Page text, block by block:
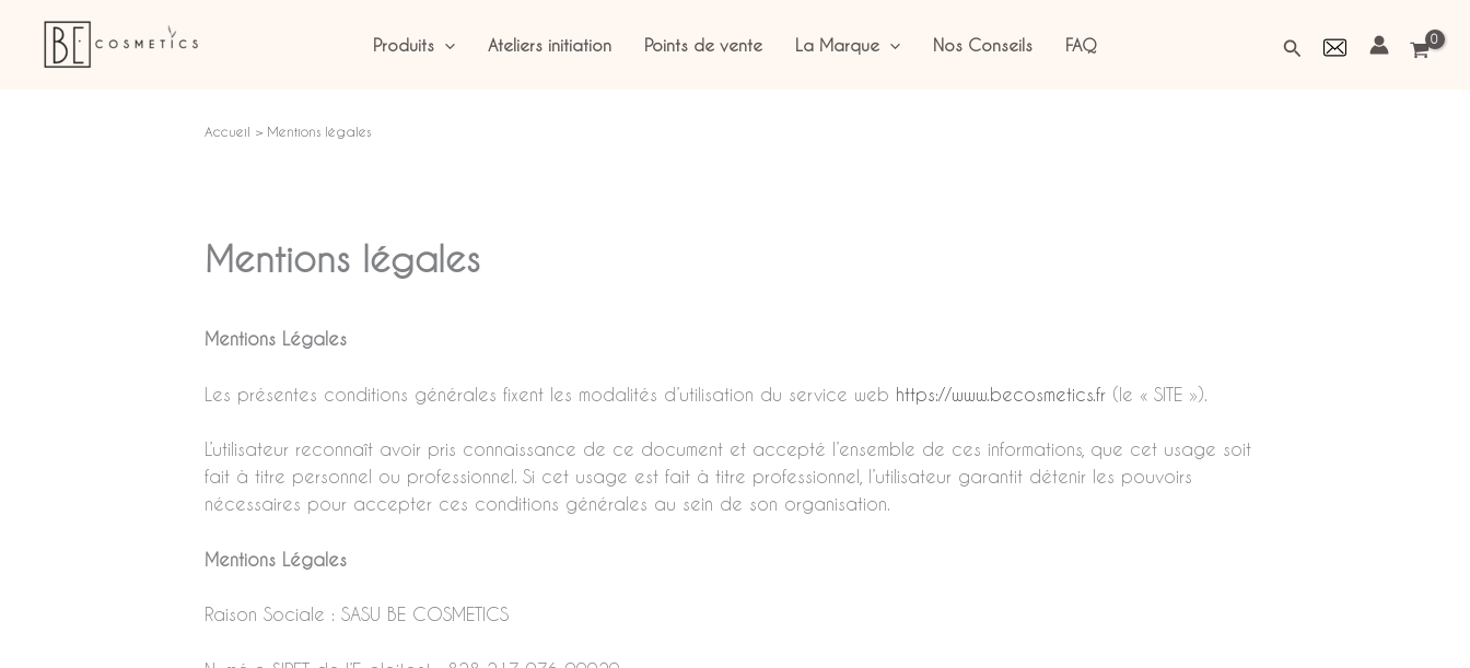
contenu
Produits Ateliers initiation Points de vente La Marque Nos Conseils FAQ Rechercher
Accueil Mentions légales
Mentions légales
Mentions Légales
Les présentes conditions générales fixent les modalités d’utilisation du service web https://www.becosmetics.fr (le « SITE »).
L’utilisateur reconnaît avoir pris connaissance de ce document et accepté l’ensemble de ces informations, que cet usage soit
fait à titre personnel ou professionnel. Si cet usage est fait à titre professionnel, l’utilisateur garantit détenir les pouvoirs
nécessaires pour accepter ces conditions générales au sein de son organisation.
Mentions Légales
Raison Sociale : SASU BE COSMETICS